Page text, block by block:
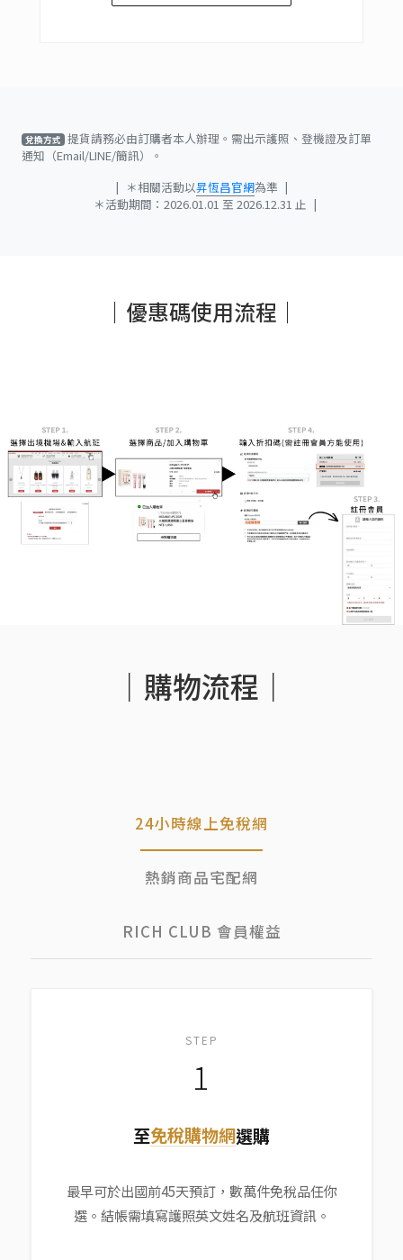
兌換方式 提貨請務必由訂購者本人辦理。需出示護照、登機證及訂單
通知（Email/LINE/簡訊）。
| ＊相關活動以昇恆昌官網為準 |
＊活動期間：2026.01.01 至 2026.12.31 止 |
｜優惠碼使用流程｜
｜購物流程｜
24小時線上免稅網
熱銷商品宅配網
RICH CLUB 會員權益
STEP
1
至免稅購物網選購
最早可於出國前45天預訂，數萬件免稅品任你
選。結帳需填寫護照英文姓名及航班資訊。